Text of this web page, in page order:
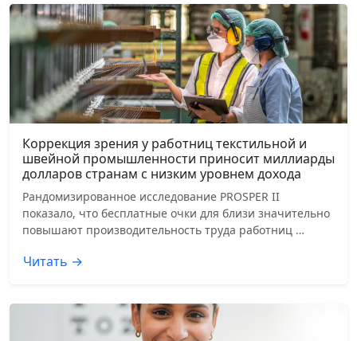
Коррекция зрения у работниц текстильной и
швейной промышленности приносит миллиарды
долларов странам с низким уровнем дохода
Рандомизированное исследование PROSPER II
показало, что бесплатные очки для близи значительно
повышают производительность труда работниц …
Читать →